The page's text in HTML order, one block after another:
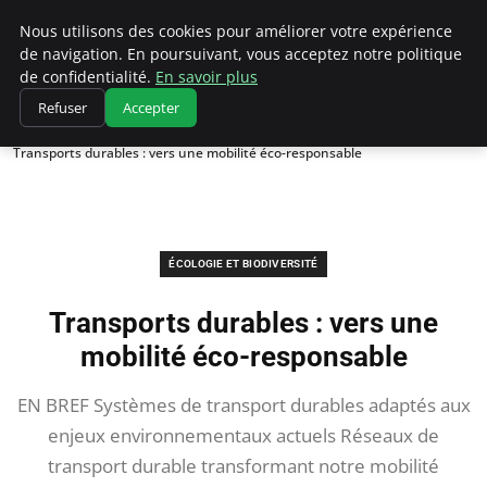
Climatedebtagents
Accueil
Écologie et Biodiversité
Transports durables : vers une mobilité éco-responsable
ÉCOLOGIE ET BIODIVERSITÉ
Transports durables : vers une
mobilité éco-responsable
EN BREF Systèmes de transport durables adaptés aux
enjeux environnementaux actuels Réseaux de
transport durable transformant notre mobilité
Nous utilisons des cookies pour améliorer votre expérience
de navigation. En poursuivant, vous acceptez notre politique
de confidentialité. En savoir plus
Refuser Accepter